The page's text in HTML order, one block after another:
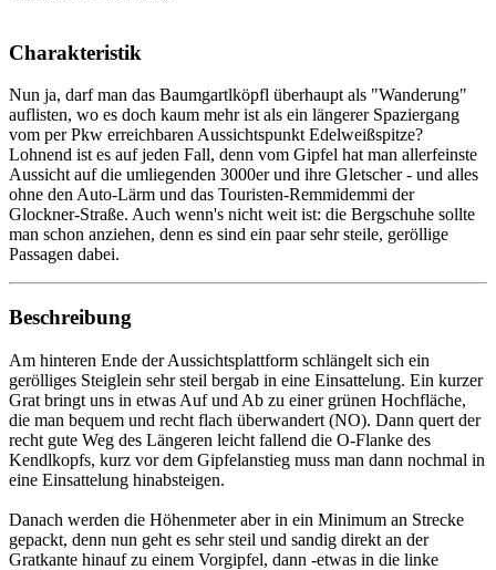
Charakteristik
Nun ja, darf man das Baumgartlköpfl überhaupt als "Wanderung"
auflisten, wo es doch kaum mehr ist als ein längerer Spaziergang
vom per Pkw erreichbaren Aussichtspunkt Edelweißspitze?
Lohnend ist es auf jeden Fall, denn vom Gipfel hat man allerfeinste
Aussicht auf die umliegenden 3000er und ihre Gletscher - und alles
ohne den Auto-Lärm und das Touristen-Remmidemmi der
Glockner-Straße. Auch wenn's nicht weit ist: die Bergschuhe sollte
man schon anziehen, denn es sind ein paar sehr steile, geröllige
Passagen dabei.
Beschreibung
Am hinteren Ende der Aussichtsplattform schlängelt sich ein
gerölliges Steiglein sehr steil bergab in eine Einsattelung. Ein kurzer
Grat bringt uns in etwas Auf und Ab zu einer grünen Hochfläche,
die man bequem und recht flach überwandert (NO). Dann quert der
recht gute Weg des Längeren leicht fallend die O-Flanke des
Kendlkopfs, kurz vor dem Gipfelanstieg muss man dann nochmal in
eine Einsattelung hinabsteigen.
Danach werden die Höhenmeter aber in ein Minimum an Strecke
gepackt, denn nun geht es sehr steil und sandig direkt an der
Gratkante hinauf zu einem Vorgipfel, dann -etwas in die linke